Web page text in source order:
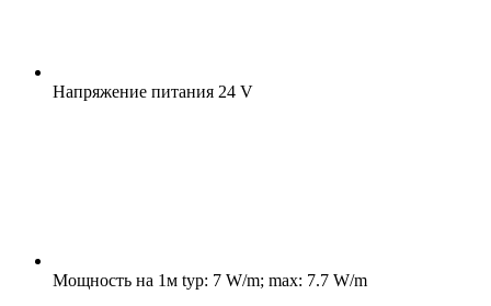
Напряжение питания 24 V
Мощность на 1м typ: 7 W/m; max: 7.7 W/m